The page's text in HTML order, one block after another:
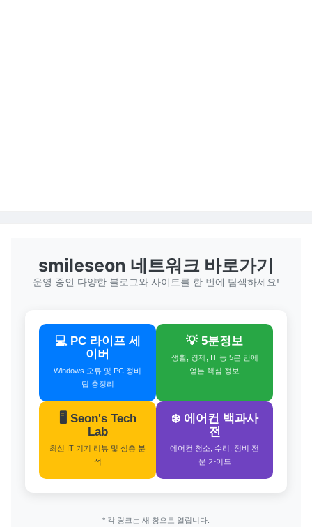
smileseon 네트워크 바로가기
운영 중인 다양한 블로그와 사이트를 한 번에 탐색하세요!
💻 PC 라이프 세
이버
Windows 오류 및 PC 정비
팁 총정리
💡 5분정보
생활, 경제, IT 등 5분 만에
얻는 핵심 정보
🖥️ Seon's Tech
Lab
최신 IT 기기 리뷰 및 심층 분
석
❄️ 에어컨 백과사
전
에어컨 청소, 수리, 정비 전
문 가이드
* 각 링크는 새 창으로 열립니다.